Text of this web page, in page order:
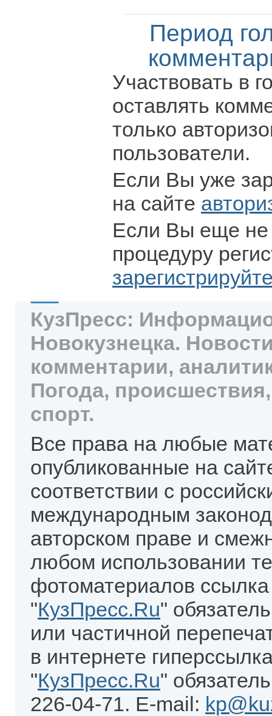
Период
Участвовать в
оставлять
только
пользователи.
Если Вы уже
на сайте
Если Вы еще не
процедуру
КузПресс:
Новокузнецка.
комментарии,
Погода,
спорт.
Все права на любые
опубликованные на
соответствии с
международным
авторском праве и
любом использовании
фотоматериалов
"КузПресс.Ru"
или частичной
в интернете
"КузПресс.Ru"
226-04-71. E-mail: